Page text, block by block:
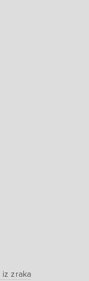
zraka